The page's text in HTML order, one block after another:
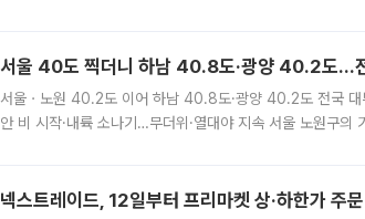
서울 40도 찍더니 하남 40.8도·광양 40.2도…
서울ㆍ노원 40.2도 이어 하남 40.8도·광양 40.2도 전국
안 비 시작·내륙 소나기…무더위·열대야 지속 서울 노원구
넥스트레이드, 12일부터 프리마켓 상·하한가 주문